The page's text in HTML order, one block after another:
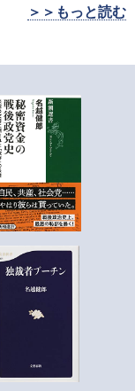
＞＞もっと読む